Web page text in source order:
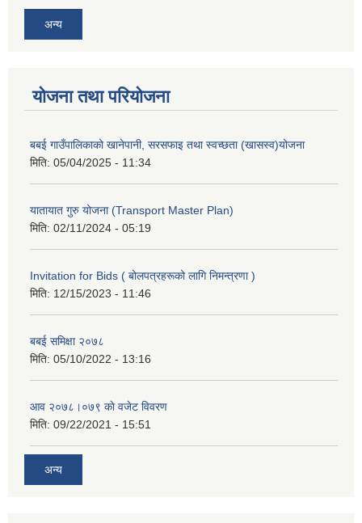
अन्य
योजना तथा परियोजना
बबई गाउँपालिकाको खानेपानी, सरसफाइ तथा स्वच्छता (खासस्व)योजना
मिति: 05/04/2025 - 11:34
यातायात गुरु योजना (Transport Master Plan)
मिति: 02/11/2024 - 05:19
Invitation for Bids ( बोलपत्रहरूको लागि निमन्त्रणा )
मिति: 12/15/2023 - 11:46
बबई समिक्षा २०७८
मिति: 05/10/2022 - 13:16
आव २०७८।०७९ काे वजेट विवरण
मिति: 09/22/2021 - 15:51
अन्य